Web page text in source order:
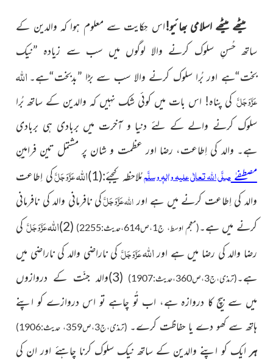
میٹھے میٹھے اسلامی بھائیو!اس حِکایت سے معلوم ہوا کہ والدین کے
ساتھ حُسنِ سلوک کرنے والا لوگوں میں سب سے زیادہ ”نیک
بخت“ہے اور بُرا سلوک کرنے والا سب سے بڑا ”بدبخت“ہے۔ اللہ
عَزَّوَجَلَّ کی پناہ! اس بات میں کوئی شک نہیں کہ والدین کے ساتھ بُرا
سلوک کرنے والے کے لئے دنیا و آخرت میں بربادی ہی بربادی
ہے۔ والد کی اِطاعت، رضا اور عظمت و شان پر مشتمل تین فرامینِ
مصطفےٰصلَّی اللہ تعالٰی علیہ واٰلہٖ وسلَّممُلاحظہ کیجئے:(1) اللہعَزَّوَجَلَّکی اِطاعت
والد کی اِطاعت کرنے میں ہے اوراللہعَزَّوَجَلَّکی نافرمانی والد کی نافرمانی
کرنے میں ہے۔(معجم اوسط، ج1،ص614،حدیث:2255) (2) اللہعَزَّوَجَلَّ کی
رضا والد کی رضا میں ہے اوراللہعَزَّوَجَلَّ کی ناراضی والد کی ناراضی میں
ہے۔(ترمذی،ج3،ص360،حدیث:1907)
(3)والد جنّت کے دروازوں
میں سے بیچ کا دروازہ ہے، اب تُو چاہے تو اس دروازے کو اپنے
ہاتھ سے کھو دے یا حفاظت کرے۔ (ترمذی،ج3،ص359، حدیث:1906)
ہر ایک کو اپنے والدین کے ساتھ نیک سلوک کرنا چاہئے اور ان کی